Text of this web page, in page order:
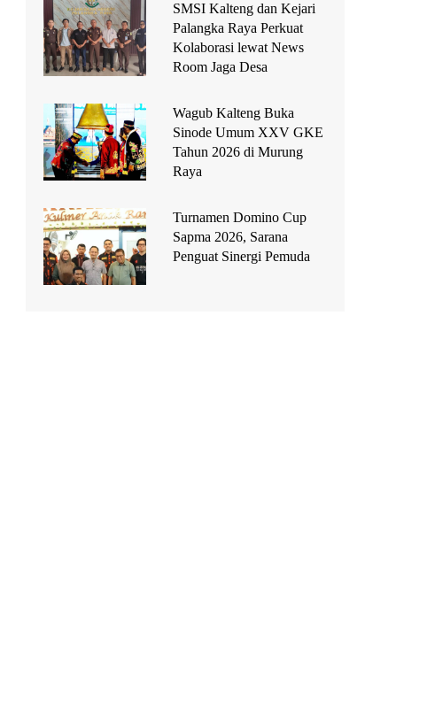
SMSI Kalteng dan Kejari
Palangka Raya Perkuat
Kolaborasi lewat News
Room Jaga Desa
Wagub Kalteng Buka
Sinode Umum XXV GKE
Tahun 2026 di Murung
Raya
Turnamen Domino Cup
Sapma 2026, Sarana
Penguat Sinergi Pemuda